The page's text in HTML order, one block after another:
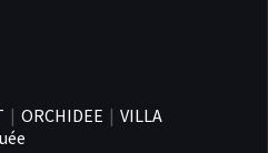
| ORCHIDEE | VILLA